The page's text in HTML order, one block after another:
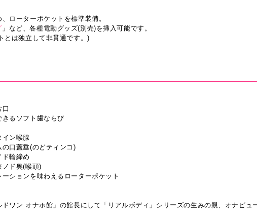
ローターポケットを標準装備。
」など、各種電動グッズ(別売)を挿入可能です。
とは独立して非貫通です。)
口
きるソフト歯ならび
イン喉腺
の口蓋垂(のどティンコ)
ド輪締め
ノド奥(喉頭)
ションを味わえるローターポケット
ワン オナホ館」の館長にして「リアルボディ」シリーズの生みの親、オナピュ